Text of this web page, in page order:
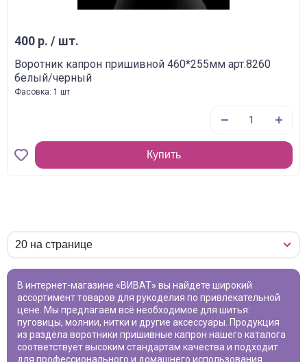
400 р. / шт.
Воротник капрон пришивной 460*255мм арт.8260
белый/черный
Фасовка: 1 шт
Купить
В интернет-магазине «ВИВАТ» вы найдете широкий
ассортимент товаров для рукоделия по привлекательной
цене. Мы предлагаем всё необходимое для шитья:
пуговицы, молнии, нитки и другие аксессуары. Продукция
из раздела воротники пришивные капрон нашего каталога
соответствует высоким стандартам качества и подходит
для профессионального и домашнего использования.